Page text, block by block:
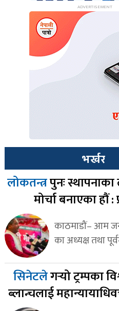
भर्खर
लोकतन्त्रपुनः स्थापनाका
मोर्चा बनाएका हौं
काठमाडौं– आम
का अध्यक्ष तथा
सिनेटलेगर्‍यो ट्रम्पका
ब्लान्चलाई